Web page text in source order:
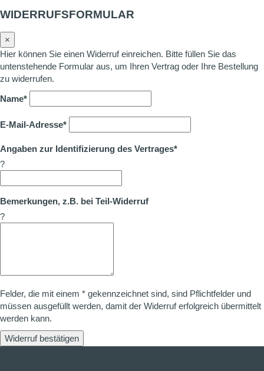
WIDERRUFSFORMULAR
×
Hier können Sie einen Widerruf einreichen. Bitte füllen Sie das
untenstehende Formular aus, um Ihren Vertrag oder Ihre Bestellung
zu widerrufen.
Name*
E-Mail-Adresse*
Angaben zur Identifizierung des Vertrages*
?
Bemerkungen, z.B. bei Teil-Widerruf
?
Felder, die mit einem * gekennzeichnet sind, sind Pflichtfelder und
müssen ausgefüllt werden, damit der Widerruf erfolgreich übermittelt
werden kann.
Widerruf bestätigen